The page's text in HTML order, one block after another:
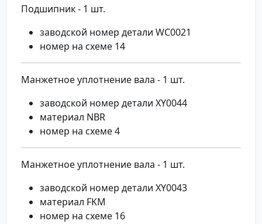
Подшипник - 1 шт.
заводской номер детали WC0021
номер на схеме 14
Манжетное уплотнение вала - 1 шт.
заводской номер детали XY0044
материал NBR
номер на схеме 4
Манжетное уплотнение вала - 1 шт.
заводской номер детали XY0043
материал FKM
номер на схеме 16